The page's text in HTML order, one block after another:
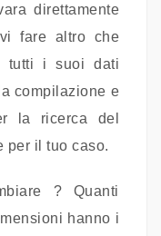
direttamente
fare altro che
tutti i suoi dati
compilazione e
la ricerca del
per il tuo caso.
? Quanti
hanno i